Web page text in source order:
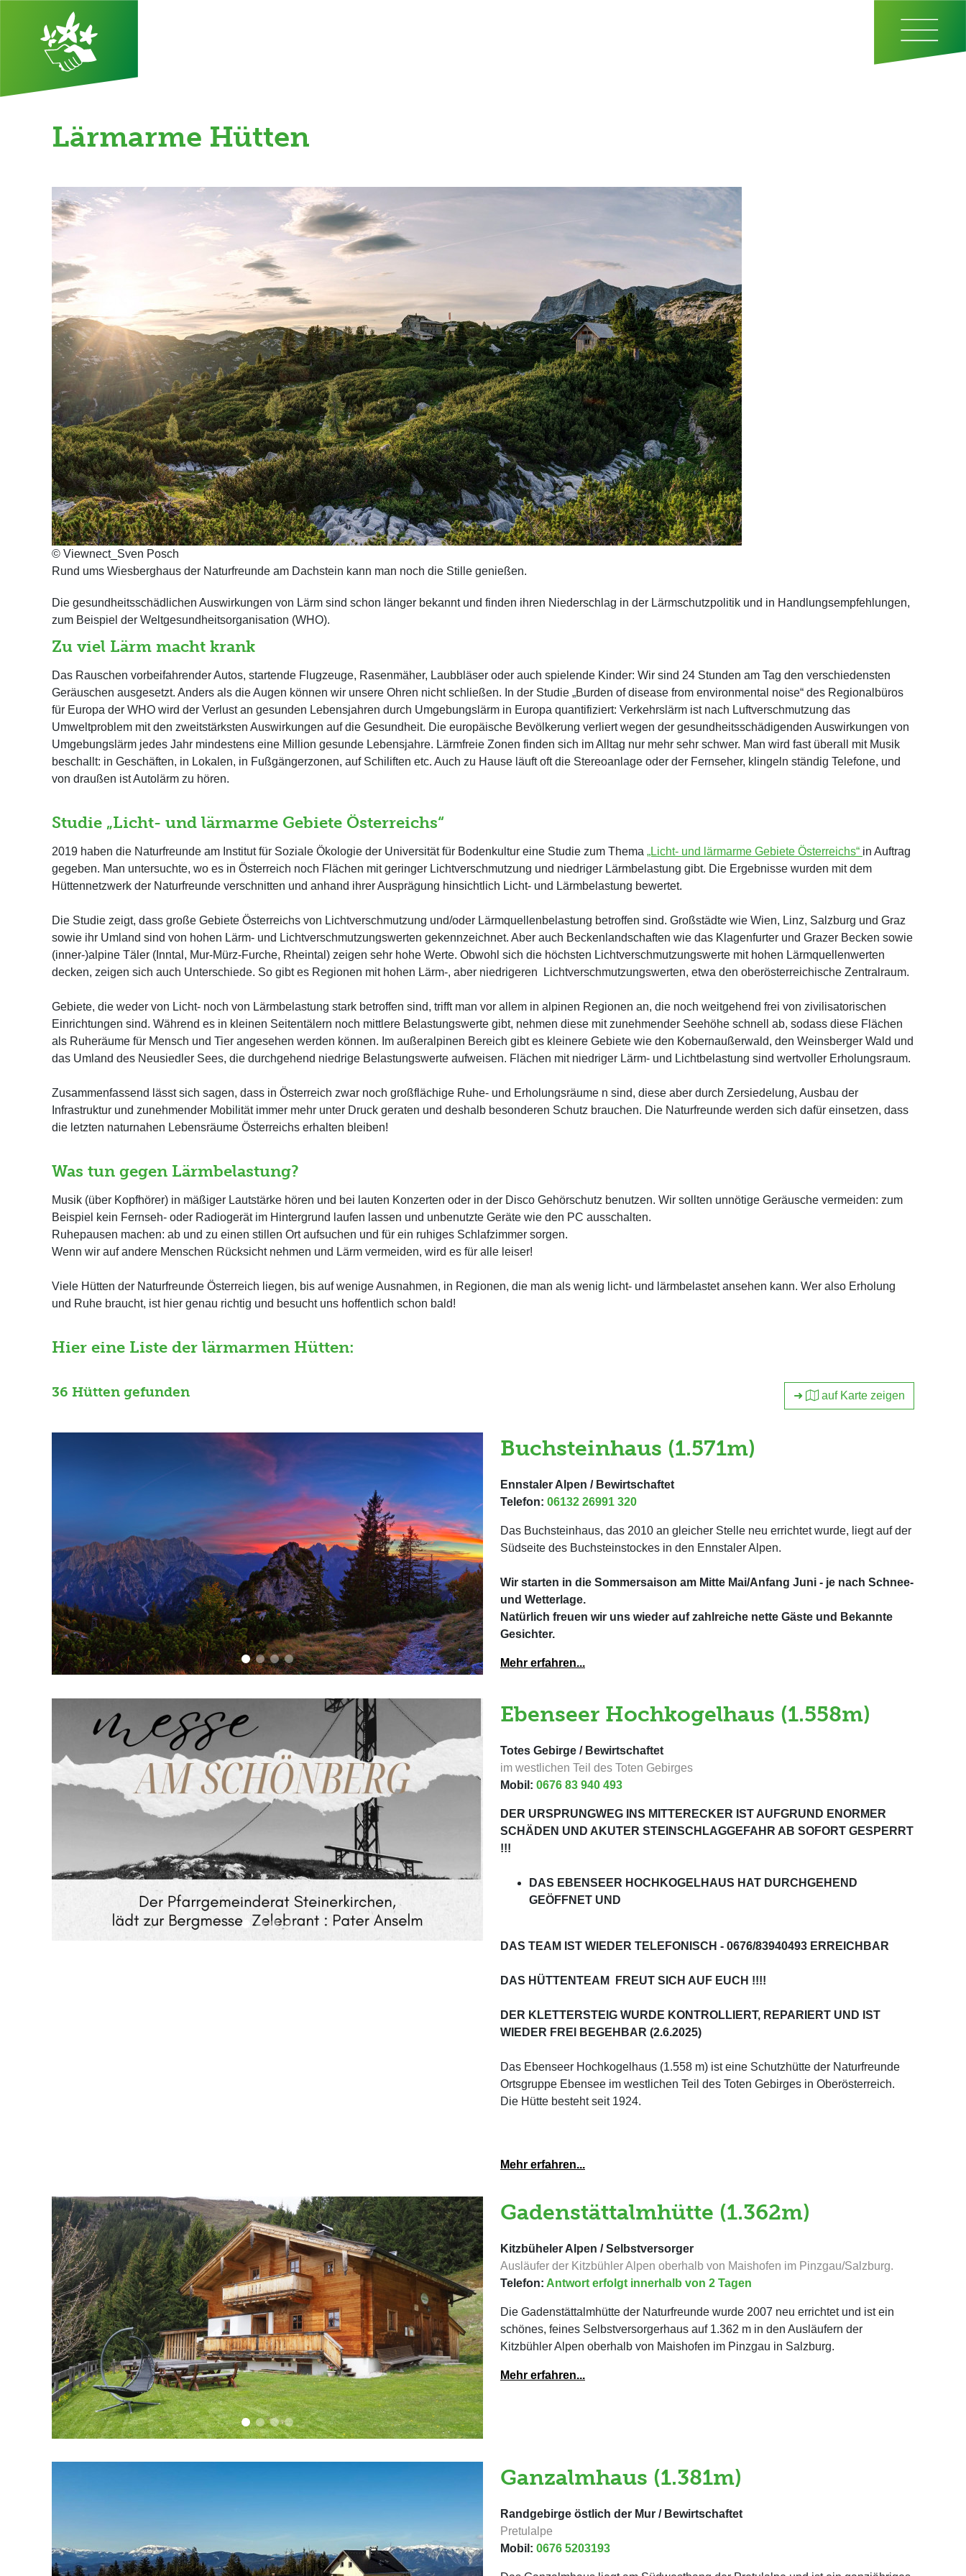
Lärmarme Hütten
© Viewnect_Sven Posch
Rund ums Wiesberghaus der Naturfreunde am Dachstein kann man noch die Stille genießen.
Die gesundheitsschädlichen Auswirkungen von Lärm sind schon länger bekannt und finden ihren Niederschlag in der Lärmschutzpolitik und in Handlungsempfehlungen,
zum Beispiel der Weltgesundheitsorganisation (WHO).
Zu viel Lärm macht krank
Das Rauschen vorbeifahrender Autos, startende Flugzeuge, Rasenmäher, Laubbläser oder auch spielende Kinder: Wir sind 24 Stunden am Tag den verschiedensten
Geräuschen ausgesetzt. Anders als die Augen können wir unsere Ohren nicht schließen. In der Studie „Burden of disease from environmental noise“ des Regionalbüros
für Europa der WHO wird der Verlust an gesunden Lebensjahren durch Umgebungslärm in Europa quantifiziert: Verkehrslärm ist nach Luftverschmutzung das
Umweltproblem mit den zweitstärksten Auswirkungen auf die Gesundheit. Die europäische Bevölkerung verliert wegen der gesundheitsschädigenden Auswirkungen von
Umgebungslärm jedes Jahr mindestens eine Million gesunde Lebensjahre. Lärmfreie Zonen finden sich im Alltag nur mehr sehr schwer. Man wird fast überall mit Musik
beschallt: in Geschäften, in Lokalen, in Fußgängerzonen, auf Schiliften etc. Auch zu Hause läuft oft die Stereoanlage oder der Fernseher, klingeln ständig Telefone, und
von draußen ist Autolärm zu hören.
Studie „Licht- und lärmarme Gebiete Österreichs“
2019 haben die Naturfreunde am Institut für Soziale Ökologie der Universität für Bodenkultur eine Studie zum Thema „Licht- und lärmarme Gebiete Österreichs“ in Auftrag
gegeben. Man untersuchte, wo es in Österreich noch Flächen mit geringer Lichtverschmutzung und niedriger Lärmbelastung gibt. Die Ergebnisse wurden mit dem
Hüttennetzwerk der Naturfreunde verschnitten und anhand ihrer Ausprägung hinsichtlich Licht- und Lärmbelastung bewertet.
Die Studie zeigt, dass große Gebiete Österreichs von Lichtverschmutzung und/oder Lärmquellenbelastung betroffen sind. Großstädte wie Wien, Linz, Salzburg und Graz
sowie ihr Umland sind von hohen Lärm- und Lichtverschmutzungswerten gekennzeichnet. Aber auch Beckenlandschaften wie das Klagenfurter und Grazer Becken sowie
(inner-)alpine Täler (Inntal, Mur-Mürz-Furche, Rheintal) zeigen sehr hohe Werte. Obwohl sich die höchsten Lichtverschmutzungswerte mit hohen Lärmquellenwerten
decken, zeigen sich auch Unterschiede. So gibt es Regionen mit hohen Lärm-, aber niedrigeren Lichtverschmutzungswerten, etwa den oberösterreichische Zentralraum.
Gebiete, die weder von Licht- noch von Lärmbelastung stark betroffen sind, trifft man vor allem in alpinen Regionen an, die noch weitgehend frei von zivilisatorischen
Einrichtungen sind. Während es in kleinen Seitentälern noch mittlere Belastungswerte gibt, nehmen diese mit zunehmender Seehöhe schnell ab, sodass diese Flächen
als Ruheräume für Mensch und Tier angesehen werden können. Im außeralpinen Bereich gibt es kleinere Gebiete wie den Kobernaußerwald, den Weinsberger Wald und
das Umland des Neusiedler Sees, die durchgehend niedrige Belastungswerte aufweisen. Flächen mit niedriger Lärm- und Lichtbelastung sind wertvoller Erholungsraum.
Zusammenfassend lässt sich sagen, dass in Österreich zwar noch großflächige Ruhe- und Erholungsräume n sind, diese aber durch Zersiedelung, Ausbau der
Infrastruktur und zunehmender Mobilität immer mehr unter Druck geraten und deshalb besonderen Schutz brauchen. Die Naturfreunde werden sich dafür einsetzen, dass
die letzten naturnahen Lebensräume Österreichs erhalten bleiben!
Was tun gegen Lärmbelastung?
Musik (über Kopfhörer) in mäßiger Lautstärke hören und bei lauten Konzerten oder in der Disco Gehörschutz benutzen. Wir sollten unnötige Geräusche vermeiden: zum
Beispiel kein Fernseh- oder Radiogerät im Hintergrund laufen lassen und unbenutzte Geräte wie den PC ausschalten.
Ruhepausen machen: ab und zu einen stillen Ort aufsuchen und für ein ruhiges Schlafzimmer sorgen.
Wenn wir auf andere Menschen Rücksicht nehmen und Lärm vermeiden, wird es für alle leiser!
Viele Hütten der Naturfreunde Österreich liegen, bis auf wenige Ausnahmen, in Regionen, die man als wenig licht- und lärmbelastet ansehen kann. Wer also Erholung
und Ruhe braucht, ist hier genau richtig und besucht uns hoffentlich schon bald!
Hier eine Liste der lärmarmen Hütten:
36 Hütten gefunden ➜ auf Karte zeigen
Buchsteinhaus (1.571m)
Ennstaler Alpen / Bewirtschaftet
Telefon: 06132 26991 320
Das Buchsteinhaus, das 2010 an gleicher Stelle neu errichtet wurde, liegt auf der
Südseite des Buchsteinstockes in den Ennstaler Alpen.
Wir starten in die Sommersaison am Mitte Mai/Anfang Juni - je nach Schnee-
und Wetterlage.
Natürlich freuen wir uns wieder auf zahlreiche nette Gäste und Bekannte
Gesichter.
Mehr erfahren...
Ebenseer Hochkogelhaus (1.558m)
Totes Gebirge / Bewirtschaftet
im westlichen Teil des Toten Gebirges
Mobil: 0676 83 940 493
DER URSPRUNGWEG INS MITTERECKER IST AUFGRUND ENORMER
SCHÄDEN UND AKUTER STEINSCHLAGGEFAHR AB SOFORT GESPERRT
!!!
DAS EBENSEER HOCHKOGELHAUS HAT DURCHGEHEND
GEÖFFNET UND
DAS TEAM IST WIEDER TELEFONISCH - 0676/83940493 ERREICHBAR
DAS HÜTTENTEAM FREUT SICH AUF EUCH !!!!
DER KLETTERSTEIG WURDE KONTROLLIERT, REPARIERT UND IST
WIEDER FREI BEGEHBAR (2.6.2025)
Das Ebenseer Hochkogelhaus (1.558 m) ist eine Schutzhütte der Naturfreunde
Ortsgruppe Ebensee im westlichen Teil des Toten Gebirges in Oberösterreich.
Die Hütte besteht seit 1924.
Mehr erfahren...
Gadenstättalmhütte (1.362m)
Kitzbüheler Alpen / Selbstversorger
Ausläufer der Kitzbühler Alpen oberhalb von Maishofen im Pinzgau/Salzburg.
Telefon: Antwort erfolgt innerhalb von 2 Tagen
Die Gadenstättalmhütte der Naturfreunde wurde 2007 neu errichtet und ist ein
schönes, feines Selbstversorgerhaus auf 1.362 m in den Ausläufern der
Kitzbühler Alpen oberhalb von Maishofen im Pinzgau in Salzburg.
Mehr erfahren...
Ganzalmhaus (1.381m)
Randgebirge östlich der Mur / Bewirtschaftet
Pretulalpe
Mobil: 0676 5203193